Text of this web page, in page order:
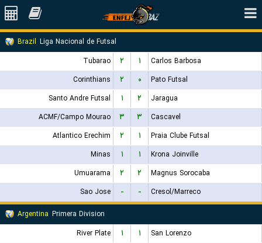
Brazil Liga Nacional de Futsal
Tubarao
۲ ۱
Carlos Barbosa
Corinthians
۲ ۰
Pato Futsal
Santo Andre Futsal
۱ ۲
Jaragua
ACMF/Campo Mourao
۳ ۳
Cascavel
Atlantico Erechim
۲ ۱
Praia Clube Futsal
Minas
۱ ۱
Krona Joinville
Umuarama
۲ ۲
Magnus Sorocaba
Sao Jose
- -
Cresol/Marreco
Argentina Primera Division
River Plate
۱ ۱
San Lorenzo